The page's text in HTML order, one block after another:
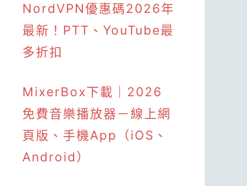
NordVPN優惠碼2026年
最新！PTT、YouTube最
多折扣
MixerBox下載｜2026
免費音樂播放器－線上網
頁版、手機App（iOS、
Android）